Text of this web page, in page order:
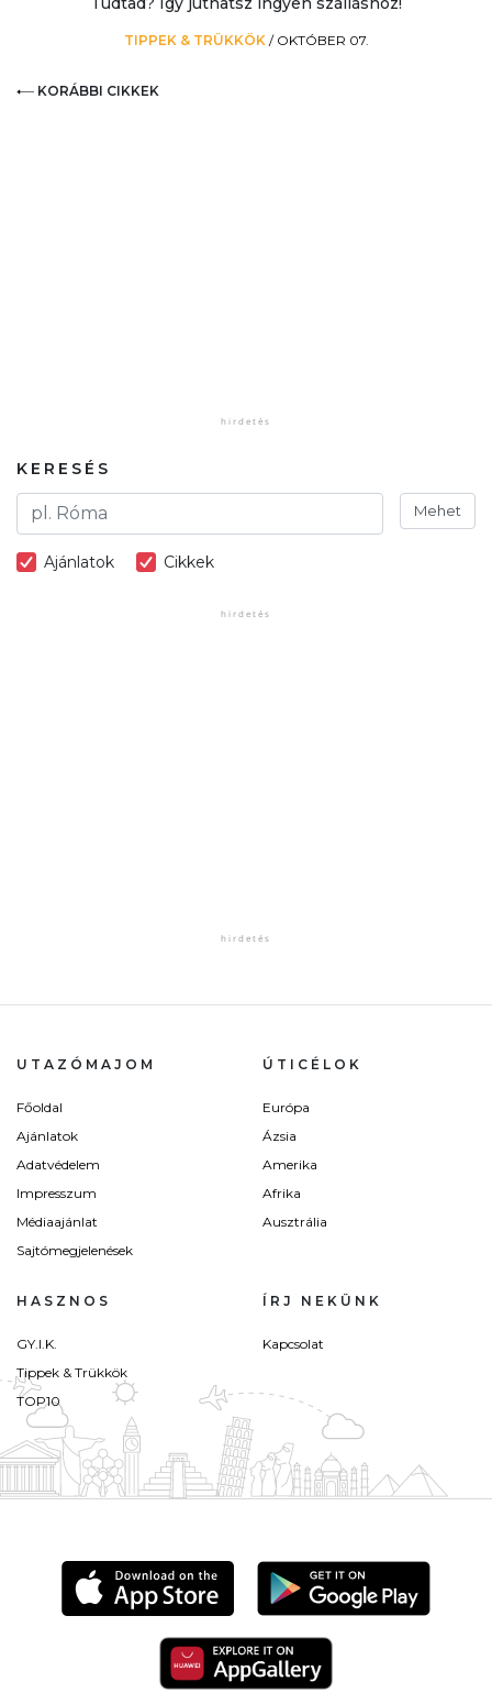
TIPPEK & TRÜKKÖK / OKTÓBER 07.
KORÁBBI CIKKEK
KERESÉS
Mehet
Ajánlatok Cikkek
UTAZÓMAJOM
Főoldal
Ajánlatok
Adatvédelem
Impresszum
Médiaajánlat
Sajtómegjelenések
ÚTICÉLOK
Európa
Ázsia
Amerika
Afrika
Ausztrália
HASZNOS
GY.I.K.
Tippek & Trükkök
TOP10
ÍRJ NEKÜNK
Kapcsolat